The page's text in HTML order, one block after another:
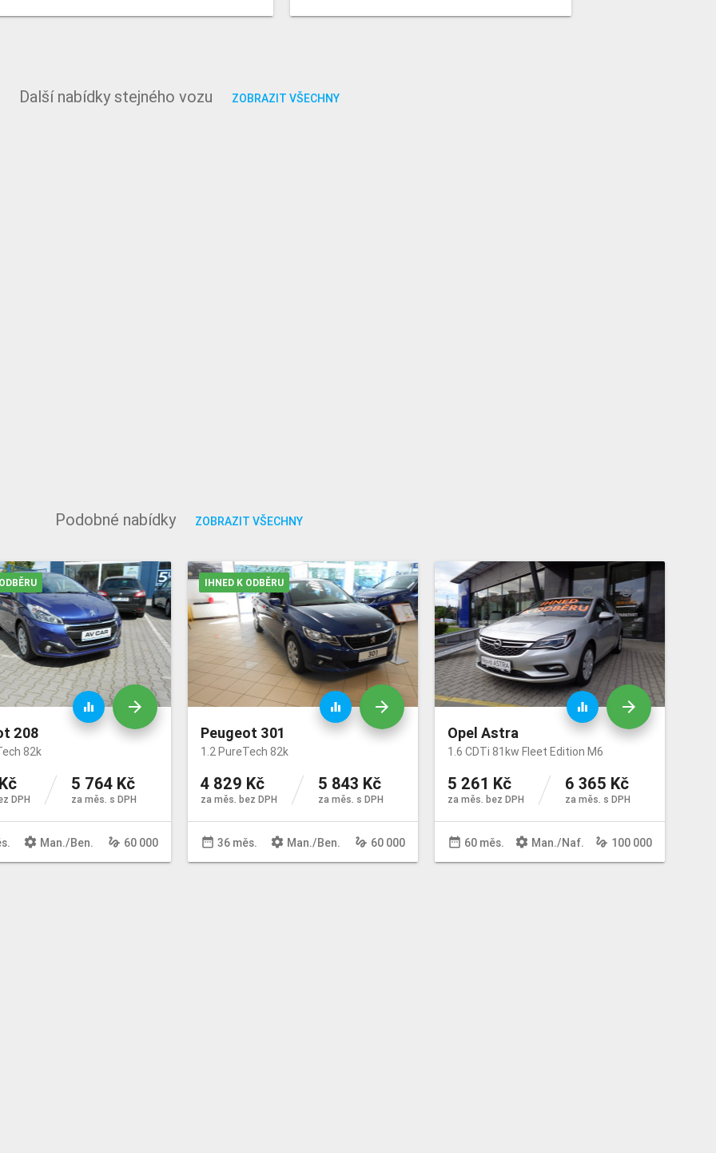
Další nabídky stejného vozu ZOBRAZIT VŠECHNY
Podobné nabídky ZOBRAZIT VŠECHNY
208
82k
DPH
5 764 Kč
za měs. s DPH
settings Man./Ben. gesture 60 000
arrow_forward
equalizer
Peugeot 301
1.2 PureTech 82k
4 829 Kč
za měs. bez DPH
5 843 Kč
za měs. s DPH
date_range 36 měs. settings Man./Ben. gesture 60 000
arrow_forward
equalizer
IHNED K ODBĚRU
Opel Astra
1.6 CDTi 81kw Fleet Edition M6
5 261 Kč
za měs. bez DPH
6 365 Kč
za měs. s DPH
date_range 60 měs. settings Man./Naf. gesture 100 000
arrow_forward
equalizer